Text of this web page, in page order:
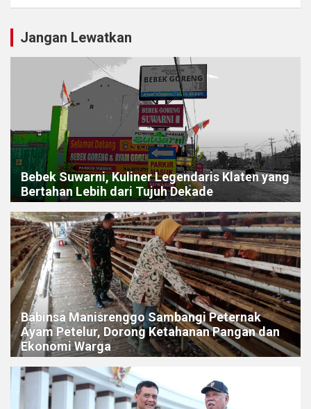
Jangan Lewatkan
Bebek Suwarni, Kuliner Legendaris Klaten yang
Bertahan Lebih dari Tujuh Dekade
Babinsa Manisrenggo Sambangi Peternak
Ayam Petelur, Dorong Ketahanan Pangan dan
Ekonomi Warga